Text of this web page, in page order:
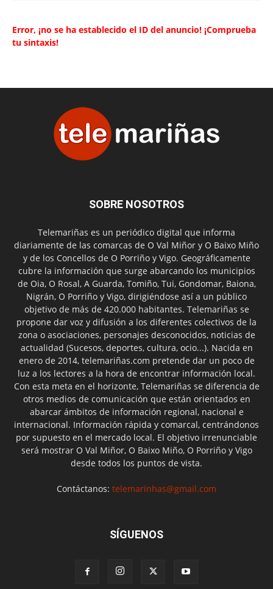
Error, ¡no se ha establecido el ID del anuncio! ¡Comprueba
tu sintaxis!
SOBRE NOSOTROS
Telemariñas es un periódico digital que informa
diariamente de las comarcas de O Val Miñor y O Baixo Miño
y de los Concellos de O Porriño y Vigo. Geográficamente
cubre la información que surge abarcando los municipios
de Oia, O Rosal, A Guarda, Tomiño, Tui, Gondomar, Baiona,
Nigrán, O Porriño y Vigo, dirigiéndose así a un público
objetivo de más de 420.000 habitantes. Telemariñas se
propone dar voz y difusión a los diferentes colectivos de la
zona o asociaciones, personajes desconocidos, noticias de
actualidad (Sucesos, deportes, cultura, ocio...). Nacida en
enero de 2014, telemariñas.com pretende dar un poco de
luz a los lectores a la hora de encontrar información local.
Con esta meta en el horizonte, Telemariñas se diferencia de
otros medios de comunicación que están orientados en
abarcar ámbitos de información regional, nacional e
internacional. Información rápida y comarcal, centrándonos
por supuesto en el mercado local. El objetivo irrenunciable
será mostrar O Val Miñor, O Baixo Miño, O Porriño y Vigo
desde todos los puntos de vista.
Contáctanos: telemarinhas@gmail.com
SÍGUENOS